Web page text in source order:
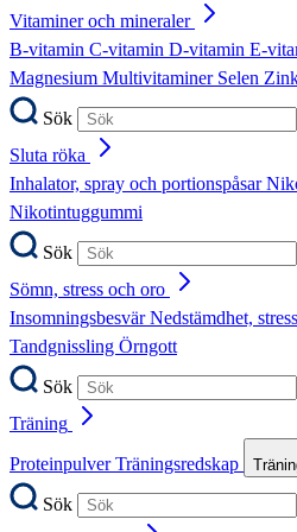
Vitaminer och mineraler
B-vitamin C-vitamin D-vitamin E-
Magnesium Multivitaminer Selen
Sök
Sluta röka
Inhalator, spray och portionspåsar
Nikotintuggummi
Sök
Sömn, stress och oro
InsomningsbesvärNedstämdhet,
Tandgnissling Örngott
Sök
Träning
ProteinpulverTräningsredskap
Sök